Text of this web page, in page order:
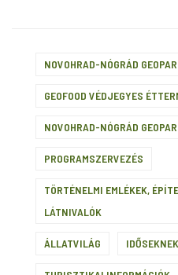
NOVOHRAD-NÓGRÁD
GEOFOOD VÉDJEGYES
NOVOHRAD-NÓGRÁD
PROGRAMSZERVEZÉS
TÖRTÉNELMI EMLÉKEK,
LÁTNIVALÓK
ÁLLATVILÁG IDŐSEKNEK